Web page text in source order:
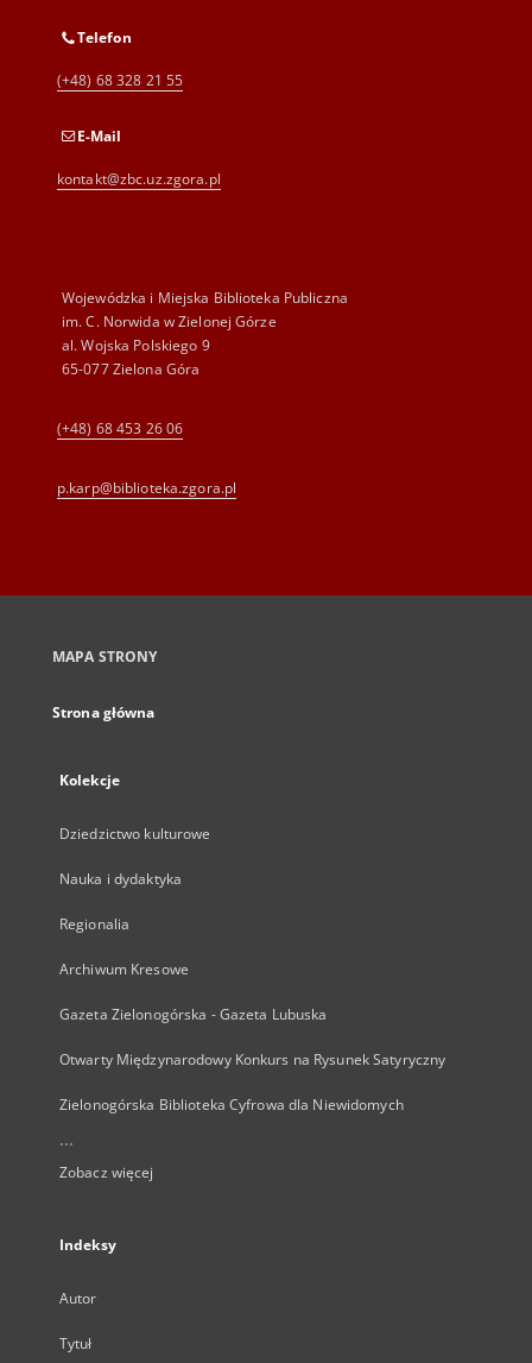
Telefon
(+48) 68 328 21 55
E-Mail
kontakt@zbc.uz.zgora.pl
Wojewódzka i Miejska Biblioteka Publiczna
im. C. Norwida w Zielonej Górze
al. Wojska Polskiego 9
65-077 Zielona Góra
(+48) 68 453 26 06
p.karp@biblioteka.zgora.pl
MAPA STRONY
Strona główna
Kolekcje
Dziedzictwo kulturowe
Nauka i dydaktyka
Regionalia
Archiwum Kresowe
Gazeta Zielonogórska - Gazeta Lubuska
Otwarty Międzynarodowy Konkurs na Rysunek Satyryczny
Zielonogórska Biblioteka Cyfrowa dla Niewidomych
...
Zobacz więcej
Indeksy
Autor
Tytuł